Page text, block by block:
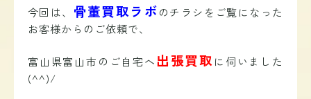
今回は、 骨董買取ラボのチラシをご覧になった
お客様からのご依頼で、
富山県富山市のご自宅へ出張買取に伺いました
(^^)/